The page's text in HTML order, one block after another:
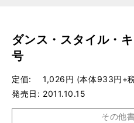
ダンス・スタイル・
号
定価
1,026円 (本体933円+
発売日
2011.10.15
その他